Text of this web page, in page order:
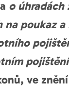
o
na poukaz
pojištění
ve